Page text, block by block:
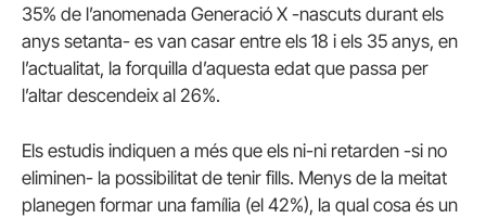
35% de l’anomenada Generació X -nascuts durant els
anys setanta- es van casar entre els 18 i els 35 anys, en
l’actualitat, la forquilla d’aquesta edat que passa per
l’altar descendeix al 26%.
Els estudis indiquen a més que els ni-ni retarden -si no
eliminen- la possibilitat de tenir fills. Menys de la meitat
planegen formar una família (el 42%), la qual cosa és un